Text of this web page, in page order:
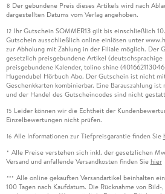
8 Der gebundene Preis dieses Artikels wird nach
dargestellten Datums vom Verlag angehoben.
12 Ihr Gutschein SOMMER13 gilt bis einschließlich
Gutschein ausschließlich online einlösen unter
zur Abholung mit Zahlung in der Filiale möglich. Der
gesetzlich preisgebundene Artikel
preisgebundene Kalender, tolino shine
Hugendubel Hörbuch Abo. Der Gutschein ist nicht
Geschenkkarten kombinierbar. Eine Barauszahlung
und der Handel des Gutscheincodes sind nicht
15 Leider können wir die Echtheit der
Einzelbewertungen nicht prüfen.
16 Alle Informationen zur Tiefpreisgarantie finden Sie
* Alle Preise verstehen sich inkl. der gesetzlichen
Versand und anfallende Versandkosten finden Sie hier
*** Alle online gekauften Versandartikel beinhalten
100 Tagen nach Kaufdatum. Die Rücknahme von